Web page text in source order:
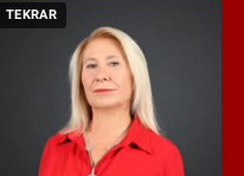
TEKRAR